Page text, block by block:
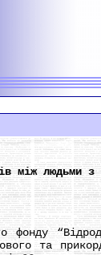
між людьми
та